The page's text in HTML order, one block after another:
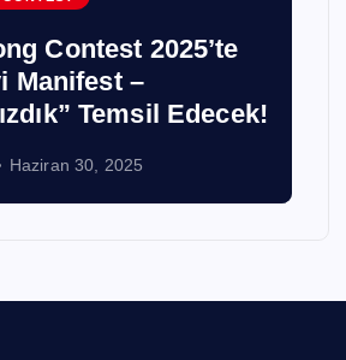
Contest 2025’te
Manifest –
Temsil Edecek!
Haziran 30, 2025